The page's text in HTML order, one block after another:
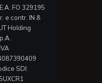
FO 329195
e contr. IN &
Holding
SDI: